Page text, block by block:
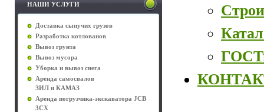
НАШИ УСЛУГИ
Доставка сыпучих грузов
Разработка котлованов
Вывоз грунта
Вывоз мусора
Уборка и вывоз снега
Аренда самосвалов
ЗИЛ и КАМАЗ
Аренда погрузчика-экскаватора JCB
3CX